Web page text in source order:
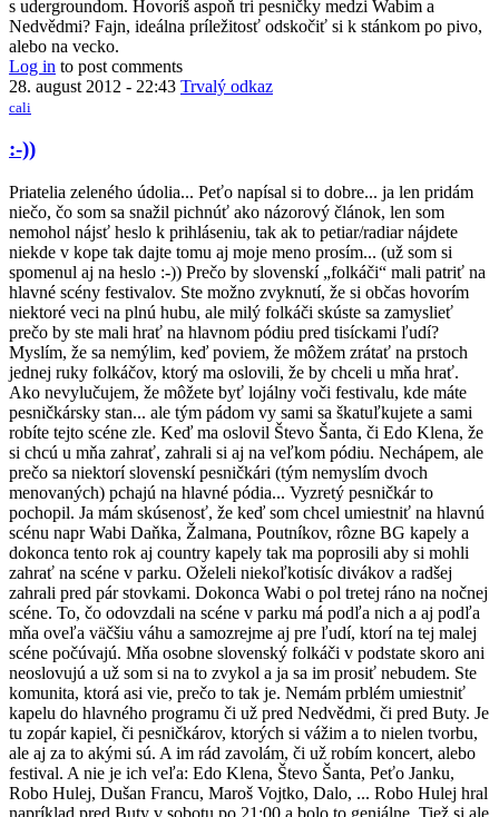
s udergroundom. Hovoríš aspoň tri pesničky medzi Wabim a
Nedvědmi? Fajn, ideálna príležitosť odskočiť si k stánkom po pivo,
alebo na vecko.
Log in to post comments
28. august 2012 - 22:43 Trvalý odkaz
cali
:-))
Priatelia zeleného údolia... Peťo napísal si to dobre... ja len pridám
niečo, čo som sa snažil pichnúť ako názorový článok, len som
nemohol nájsť heslo k prihláseniu, tak ak to petiar/radiar nájdete
niekde v kope tak dajte tomu aj moje meno prosím... (už som si
spomenul aj na heslo :-)) Prečo by slovenskí „folkáči“ mali patriť na
hlavné scény festivalov. Ste možno zvyknutí, že si občas hovorím
niektoré veci na plnú hubu, ale milý folkáči skúste sa zamyslieť
prečo by ste mali hrať na hlavnom pódiu pred tisíckami ľudí?
Myslím, že sa nemýlim, keď poviem, že môžem zrátať na prstoch
jednej ruky folkáčov, ktorý ma oslovili, že by chceli u mňa hrať.
Ako nevylučujem, že môžete byť lojálny voči festivalu, kde máte
pesničkársky stan... ale tým pádom vy sami sa škatuľkujete a sami
robíte tejto scéne zle. Keď ma oslovil Števo Šanta, či Edo Klena, že
si chcú u mňa zahrať, zahrali si aj na veľkom pódiu. Nechápem, ale
prečo sa niektorí slovenskí pesničkári (tým nemyslím dvoch
menovaných) pchajú na hlavné pódia... Vyzretý pesničkár to
pochopil. Ja mám skúsenosť, že keď som chcel umiestniť na hlavnú
scénu napr Wabi Daňka, Žalmana, Poutníkov, rôzne BG kapely a
dokonca tento rok aj country kapely tak ma poprosili aby si mohli
zahrať na scéne v parku. Oželeli niekoľkotisíc divákov a radšej
zahrali pred pár stovkami. Dokonca Wabi o pol tretej ráno na nočnej
scéne. To, čo odovzdali na scéne v parku má podľa nich a aj podľa
mňa oveľa väčšiu váhu a samozrejme aj pre ľudí, ktorí na tej malej
scéne počúvajú. Mňa osobne slovenský folkáči v podstate skoro ani
neoslovujú a už som si na to zvykol a ja sa im prosiť nebudem. Ste
komunita, ktorá asi vie, prečo to tak je. Nemám prblém umiestniť
kapelu do hlavného programu či už pred Nedvědmi, či pred Buty. Je
tu zopár kapiel, či pesničkárov, ktorých si vážim a to nielen tvorbu,
ale aj za to akými sú. A im rád zavolám, či už robím koncert, alebo
festival. A nie je ich veľa: Edo Klena, Števo Šanta, Peťo Janku,
Robo Hulej, Dušan Francu, Maroš Vojtko, Dalo, ... Robo Hulej hral
napríklad pred Buty v sobotu po 21:00 a bolo to geniálne. Tiež si ale